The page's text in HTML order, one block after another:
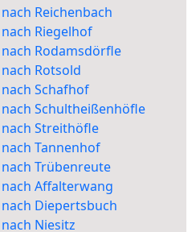
Reichenbach
Riegelhof
Rodamsdörfle
Rotsold
Schafhof
Schultheißenhöfle
Streithöfle
Tannenhof
Trübenreute
Affalterwang
Diepertsbuch
Niesitz